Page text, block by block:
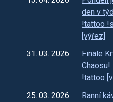
den v
!tattoo
[výřez]
31. 03. 2026
Finále
!tattoo
25. 03. 2026
Ranní